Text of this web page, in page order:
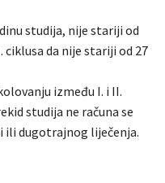
studija, nije stariji od
ciklusa da nije stariji od 27
između I. i II.
studija ne računa se
ili dugotrajnog liječenja.